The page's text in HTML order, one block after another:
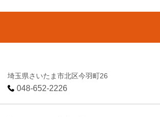
埼玉県さいたま市北区今羽町26
048-652-2226